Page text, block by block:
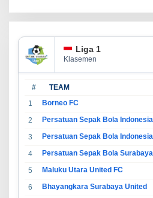
Liga 1
Klasemen
# TEAM
1 Borneo FC
2
3
4
Persatuan Sepak Bola Surabaya
5
Maluku Utara United FC
6
Bhayangkara Surabaya United